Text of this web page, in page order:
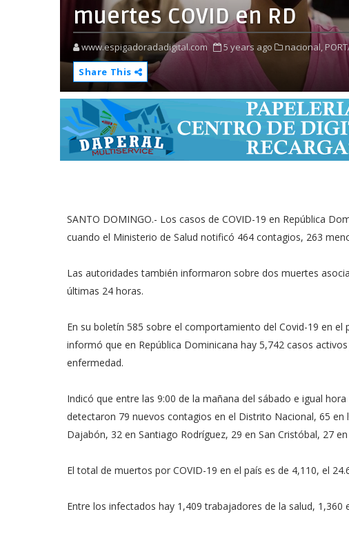
muertes COVID en RD
www.espigadoradadigital.com 5 years ago nacional,
Share This
SANTO DOMINGO.- Los casos de COVID-19 en República
cuando el Ministerio de Salud notificó 464 contagios, 263
Las autoridades también informaron sobre dos muertes
últimas 24 horas.
En su boletín 585 sobre el comportamiento del Covid-19 en el
informó que en República Dominicana hay 5,742 casos
enfermedad.
Indicó que entre las 9:00 de la mañana del sábado e igual
detectaron 79 nuevos contagios en el Distrito Nacional, 65
Dajabón, 32 en Santiago Rodríguez, 29 en San Cristóbal, 27
El total de muertos por COVID-19 en el país es de 4,110, el
Entre los infectados hay 1,409 trabajadores de la salud,